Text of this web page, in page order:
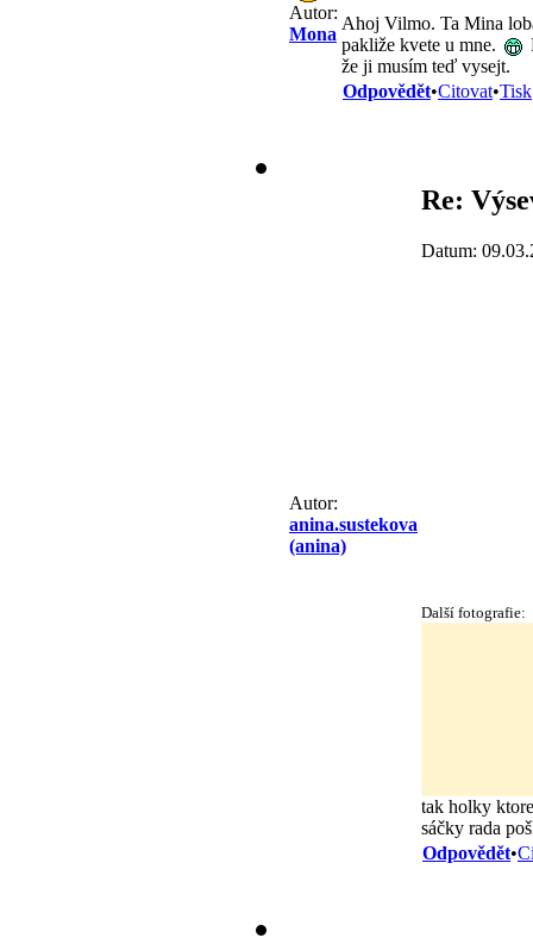
Autor:
Mona
Ahoj Vilmo. Ta Mina
pakliže kvete u mne.
že ji musím teď vysejt.
Odpovědět•Citovat•Tisk
Autor:
anina.sustekova
(anina)
Re:
Datum:
Další fotografie:
tak holky
sáčky rada
Odpovědět•